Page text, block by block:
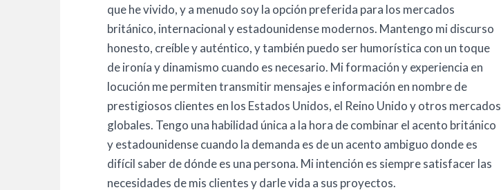
que he vivido, y a menudo soy la opción preferida para los mercados
británico, internacional y estadounidense modernos. Mantengo mi discurso
honesto, creíble y auténtico, y también puedo ser humorística con un toque
de ironía y dinamismo cuando es necesario. Mi formación y experiencia en
locución me permiten transmitir mensajes e información en nombre de
prestigiosos clientes en los Estados Unidos, el Reino Unido y otros mercados
globales. Tengo una habilidad única a la hora de combinar el acento británico
y estadounidense cuando la demanda es de un acento ambiguo donde es
difícil saber de dónde es una persona. Mi intención es siempre satisfacer las
necesidades de mis clientes y darle vida a sus proyectos.